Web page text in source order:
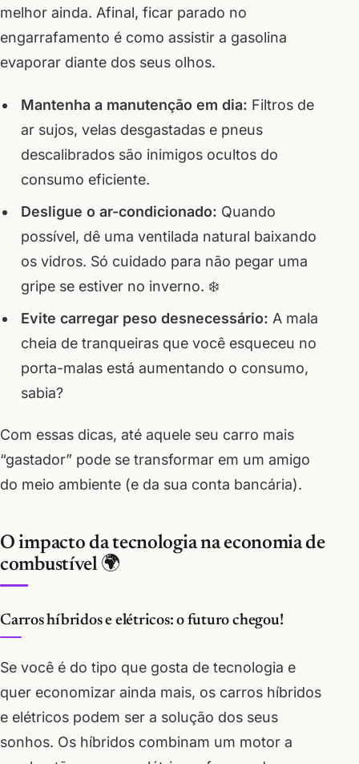
melhor ainda. Afinal, ficar parado no
engarrafamento é como assistir a gasolina
evaporar diante dos seus olhos.
Mantenha a manutenção em dia: Filtros de
ar sujos, velas desgastadas e pneus
descalibrados são inimigos ocultos do
consumo eficiente.
Desligue o ar-condicionado: Quando
possível, dê uma ventilada natural baixando
os vidros. Só cuidado para não pegar uma
gripe se estiver no inverno. ❄️
Evite carregar peso desnecessário: A mala
cheia de tranqueiras que você esqueceu no
porta-malas está aumentando o consumo,
sabia?
Com essas dicas, até aquele seu carro mais
“gastador” pode se transformar em um amigo
do meio ambiente (e da sua conta bancária).
O impacto da tecnologia na economia de
combustível 🌍
Carros híbridos e elétricos: o futuro chegou!
Se você é do tipo que gosta de tecnologia e
quer economizar ainda mais, os carros híbridos
e elétricos podem ser a solução dos seus
sonhos. Os híbridos combinam um motor a